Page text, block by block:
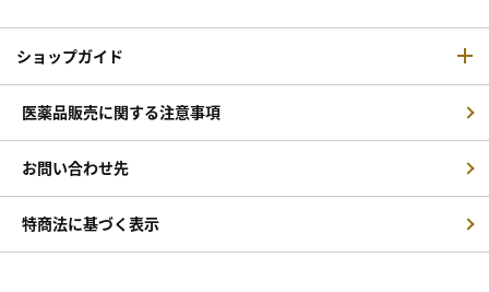
ショップガイド
医薬品販売に関する注意事項
お問い合わせ先
特商法に基づく表示